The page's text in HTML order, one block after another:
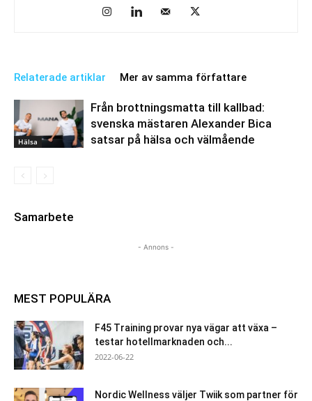
Relaterade artiklar Mer av samma författare
Hälsa
Från brottningsmatta till kallbad:
svenska mästaren Alexander Bica
satsar på hälsa och välmående
Samarbete
- Annons -
MEST POPULÄRA
F45 Training provar nya vägar att växa –
testar hotellmarknaden och...
2022-06-22
Nordic Wellness väljer Twiik som partner för